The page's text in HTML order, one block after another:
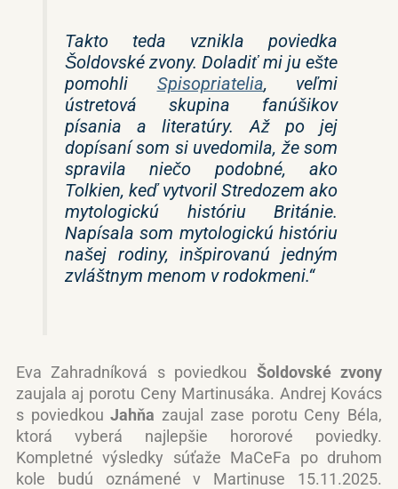
Takto teda vznikla poviedka
Šoldovské zvony. Doladiť mi ju ešte
pomohli Spisopriatelia, veľmi
ústretová skupina fanúšikov
písania a literatúry. Až po jej
dopísaní som si uvedomila, že som
spravila niečo podobné, ako
Tolkien, keď vytvoril Stredozem ako
mytologickú históriu Británie.
Napísala som mytologickú históriu
našej rodiny, inšpirovanú jedným
zvláštnym menom v rodokmeni.“
Eva Zahradníková s poviedkou Šoldovské zvony
zaujala aj porotu Ceny Martinusáka. Andrej Kovács
s poviedkouJahňa zaujal zase porotu Ceny Béla,
ktorá vyberá najlepšie hororové poviedky.
Kompletné výsledky súťaže MaCeFa po druhom
kole budú oznámené v Martinuse 15.11.2025.